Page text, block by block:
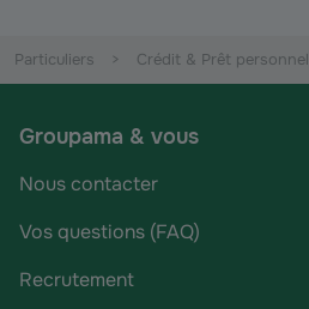
Particuliers Crédit & Prêt personnel
Groupama & vous
Nous contacter
Vos questions (FAQ)
Recrutement